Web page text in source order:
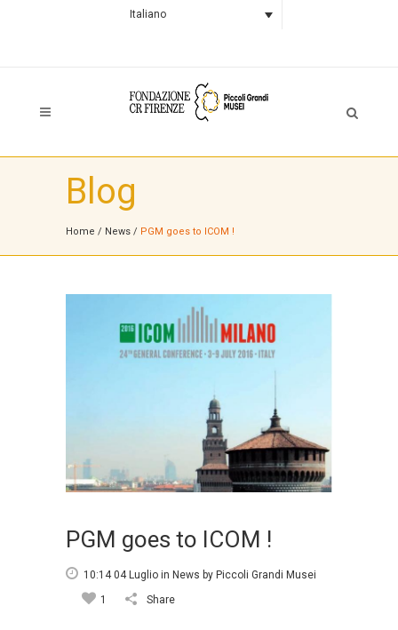
Italiano
Blog
Home / News / PGM goes to ICOM !
PGM goes to ICOM !
10:14 04 Luglio in News by Piccoli Grandi Musei
1
Share